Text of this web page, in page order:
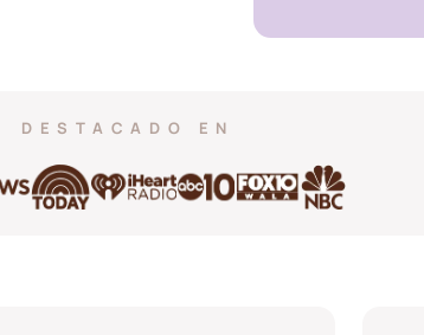
DESTACADO EN